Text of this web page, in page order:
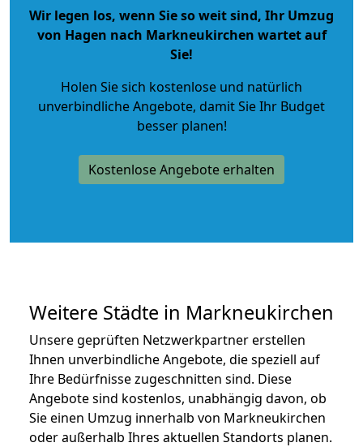
Wir legen los, wenn Sie so weit sind, Ihr Umzug
von Hagen nach Markneukirchen wartet auf
Sie!
Holen Sie sich kostenlose und natürlich
unverbindliche Angebote, damit Sie Ihr Budget
besser planen!
Kostenlose Angebote erhalten
Weitere Städte in Markneukirchen
Unsere geprüften Netzwerkpartner erstellen
Ihnen unverbindliche Angebote, die speziell auf
Ihre Bedürfnisse zugeschnitten sind. Diese
Angebote sind kostenlos, unabhängig davon, ob
Sie einen Umzug innerhalb von Markneukirchen
oder außerhalb Ihres aktuellen Standorts planen.